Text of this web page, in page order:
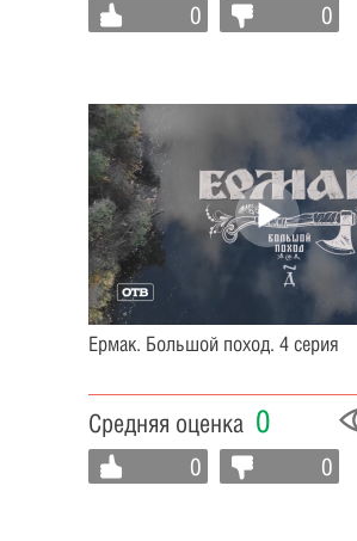
0 0
Ермак. Большой поход. 4 серия
Средняя оценка 0
0 0